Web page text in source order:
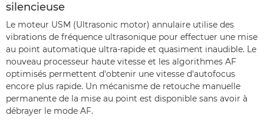
silencieuse
Le moteur USM (Ultrasonic motor) annulaire utilise des
vibrations de fréquence ultrasonique pour effectuer une mise
au point automatique ultra-rapide et quasiment inaudible. Le
nouveau processeur haute vitesse et les algorithmes AF
optimisés permettent d'obtenir une vitesse d'autofocus
encore plus rapide. Un mécanisme de retouche manuelle
permanente de la mise au point est disponible sans avoir à
débrayer le mode AF.